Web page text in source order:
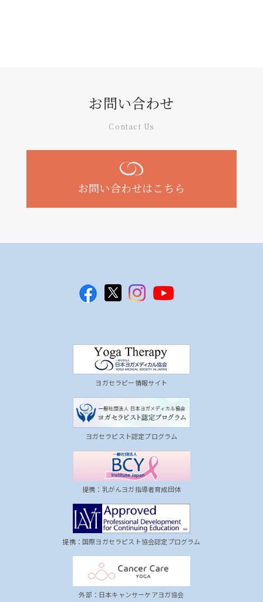
お問い合わせ
Contact Us
お問い合わせはこちら
ヨガセラピー情報サイト
ヨガセラピスト認定プログラム
提携：乳がんヨガ指導者育成団体
提携：国際ヨガセラピスト協会認定プログラム
外部：日本キャンサーケアヨガ協会